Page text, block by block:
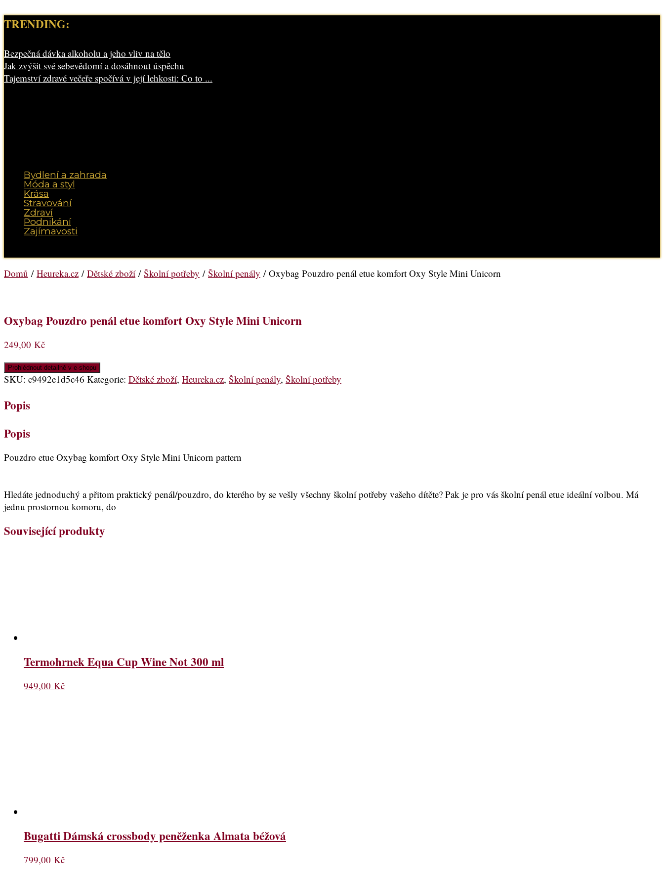
TRENDING:
Bezpečná dávka alkoholu a jeho vliv na tělo
Jak zvýšit své sebevědomí a dosáhnout úspěchu
Tajemství zdravé večeře spočívá v její lehkosti: Co to ...
Bydlení a zahrada
Móda a styl
Krása
Stravování
Zdraví
Podnikání
Zajímavosti
Domů / Heureka.cz / Dětské zboží/ Školní potřeby / Školní penály / Oxybag Pouzdro penál etue komfort Oxy Style Mini Unicorn
Oxybag Pouzdro penál etue komfort Oxy Style Mini Unicorn
249,00 Kč
Prohlédnout detailně v e-shopu
SKU: c9492e1d5c46 Kategorie: Dětské zboží, Heureka.cz, Školní penály, Školní potřeby
Popis
Popis
Pouzdro etue Oxybag komfort Oxy Style Mini Unicorn pattern
Hledáte jednoduchý a přitom praktický penál/pouzdro, do kterého by se vešly všechny školní potřeby vašeho dítěte? Pak je pro vás školní penál etue ideální volbou. Má
jednu prostornou komoru, do
Související produkty
Termohrnek Equa Cup Wine Not 300 ml
949,00 Kč
Bugatti Dámská crossbody peněženka Almata béžová
799,00 Kč